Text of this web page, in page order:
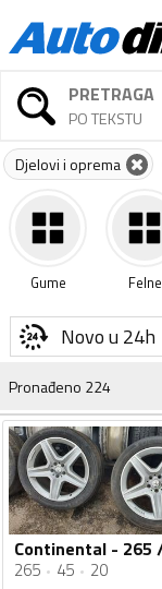
PRETRAGA
PO TEKSTU
Djelovi i oprema
Gume Felne
Novo u 24h
Pronađeno 224
265 45 20